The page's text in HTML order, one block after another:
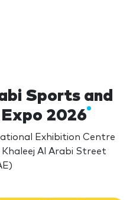
Sports and
Expo 2026
Exhibition Centre
Khaleej Al Arabi Street